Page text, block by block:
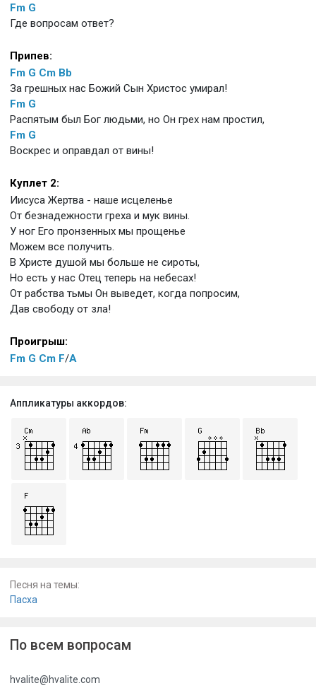
Fm G
Где вопросам ответ?
Припев:
Fm G Cm Bb
За грешных нас Божий Сын Христос умирал!
Fm G
Распятым был Бог людьми, но Он грех нам простил,
Fm G
Воскрес и оправдал от вины!
Куплет 2:
Иисуса Жертва - наше исцеленье
От безнадежности греха и мук вины.
У ног Его пронзенных мы прощенье
Можем все получить.
В Христе душой мы больше не сироты,
Но есть у нас Отец теперь на небесах!
От рабства тьмы Он выведет, когда попросим,
Дав свободу от зла!
Проигрыш:
Fm G Cm F/A
Аппликатуры аккордов:
Песня на темы:
Пасха
По всем вопросам
hvalite@hvalite.com